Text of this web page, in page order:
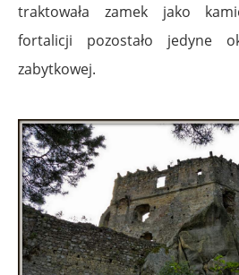
traktowała zamek jako
fortalicji pozostało jedyne
zabytkowej.